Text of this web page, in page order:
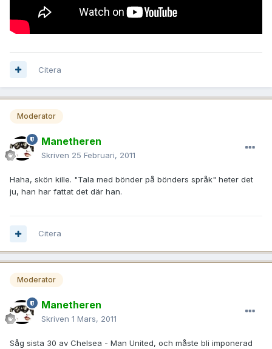
Citera
Moderator
Manetheren
Skriven 25 Februari, 2011
Haha, skön kille. "Tala med bönder på bönders språk" heter det
ju, han har fattat det där han.
Citera
Moderator
Manetheren
Skriven 1 Mars, 2011
Såg sista 30 av Chelsea - Man United, och måste bli imponerad